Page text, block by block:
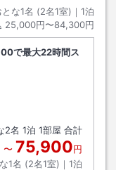
とな1名 (2名1室)｜ 1泊
25,000円〜84,300円
00で最大22時間ス
2名 1泊 1部屋 合計
〜 75,900円
1名 (2名1室)｜ 1泊